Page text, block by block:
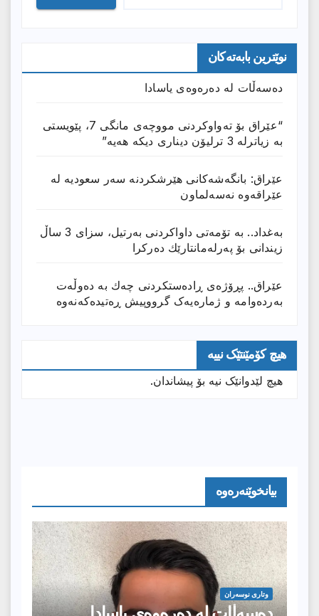
نوێترین بابەتەکان
دەسەڵات لە دەرەوەی یاسادا
“عێراق بۆ تەواوکردنی مووچەی مانگى 7، پێویستی
بە زیاترلە 3 ترلیۆن دیناری دیکە هەیە”
عێراق: بانگەشەكانی هێرشكردنە سەر سعودیە لە
عێراقەوە نەسەلماون
بەغداد.. بە تۆمەتی داواكردنی بەرتیل، سزای 3 ساڵ
زیندانی بۆ پەرلەمانتارێك دەركرا
عێراق.. پڕۆژەی ڕادەستكردنی چەك بە دەوڵەت
بەردەوامە و ژمارەیەک گرووپیش ڕەتیدەکەنەوە
هیچ کۆمێنتێک نییە
هیچ لێدوانێک نیە بۆ پیشاندان.
بیانخوێنەرەوە
وتارى نوسەران